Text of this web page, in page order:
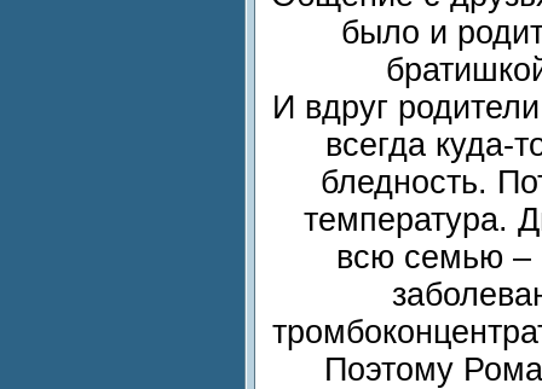
было и
И вдруг
всегда куда-
бледность.
температура.
всю семью –
Поэтому